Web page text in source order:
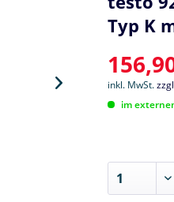
Typ K
inkl. MwSt.
im